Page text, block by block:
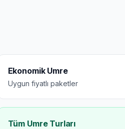
Ekonomik Umre
Uygun fiyatlı paketler
Tüm Umre Turları